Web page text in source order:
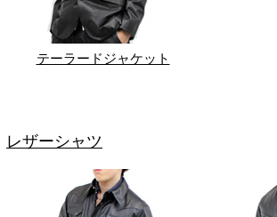
テーラードジャケット
レザーシャツ